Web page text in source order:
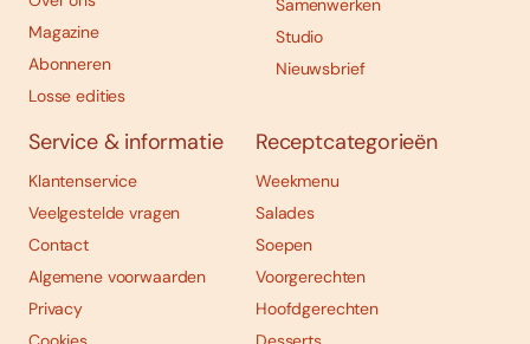
Magazine
Abonneren
Losse edities
Samenwerken
Studio
Nieuwsbrief
Service & informatie
Klantenservice
Veelgestelde vragen
Contact
Algemene voorwaarden
Privacy
Receptcategorieën
Weekmenu
Salades
Soepen
Voorgerechten
Hoofdgerechten